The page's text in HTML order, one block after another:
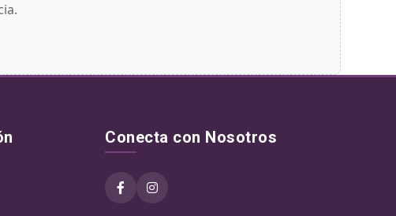
Conecta con Nosotros